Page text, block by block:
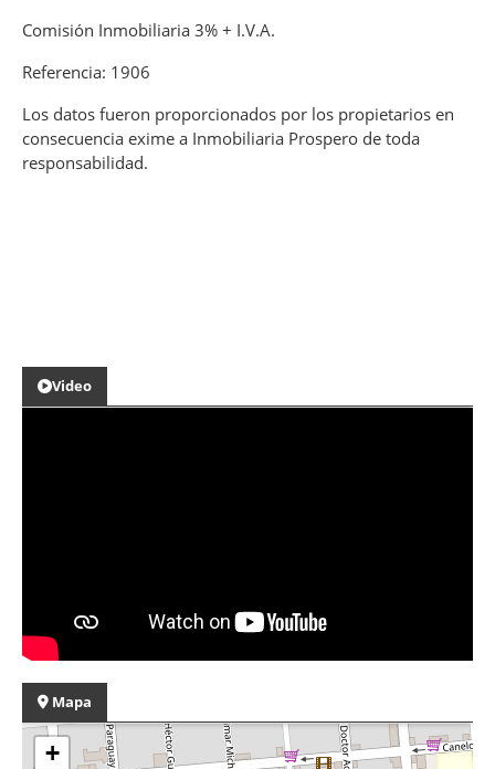
Comisión Inmobiliaria 3% + I.V.A.
Referencia: 1906
Los datos fueron proporcionados por los propietarios en
consecuencia exime a Inmobiliaria Prospero de toda
responsabilidad.
Video
Mapa
+